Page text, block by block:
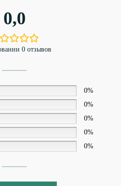
0,0
0 отзывов
0%
0%
0%
0%
0%